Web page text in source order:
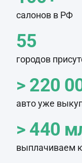
салонов в РФ
55
городов
> 220
авто уже
> 440
выплачиваем